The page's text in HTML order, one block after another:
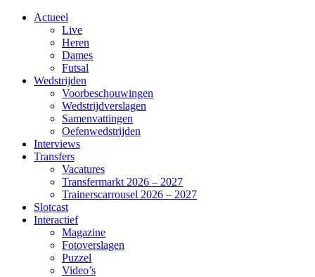
Actueel
Live
Heren
Dames
Futsal
Wedstrijden
Voorbeschouwingen
Wedstrijdverslagen
Samenvattingen
Oefenwedstrijden
Interviews
Transfers
Vacatures
Transfermarkt 2026 – 2027
Trainerscarrousel 2026 – 2027
Slotcast
Interactief
Magazine
Fotoverslagen
Puzzel
Video’s